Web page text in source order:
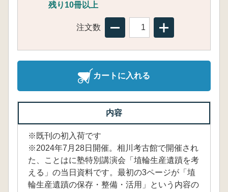
残り10冊以上
注文数
カートに入れる
内容
※既刊の初入荷です
※2024年7月28日開催。相川考古館で開催され
た、ことはに塾特別講演会「埴輪生産遺蹟を考
える」の当日資料です。最初の3ページが「埴
輪生産遺蹟の保存・整備・活用」という内容の